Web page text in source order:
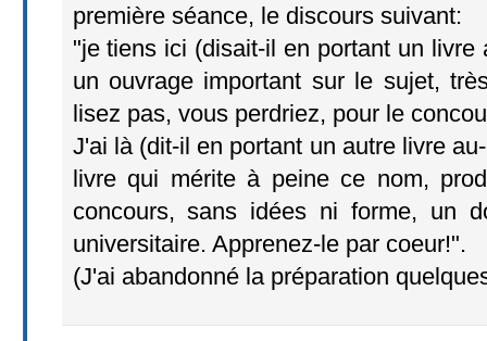
première séance, le discours suivant:
"je tiens ici (disait-il en portant un livre
un ouvrage important sur le sujet,
lisez pas, vous perdriez, pour le
J'ai là (dit-il en portant un autre livre
livre qui mérite à peine ce nom,
concours, sans idées ni forme, un
universitaire. Apprenez-le par coeur!".
(J'ai abandonné la préparation